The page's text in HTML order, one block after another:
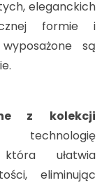
eleganckich
formie i
są
z
kolekcji
ułatwia
eliminując